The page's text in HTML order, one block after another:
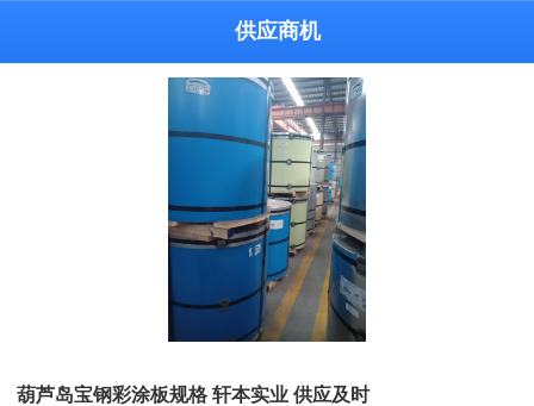
供应商机
葫芦岛宝钢彩涂板规格 轩本实业 供应及时